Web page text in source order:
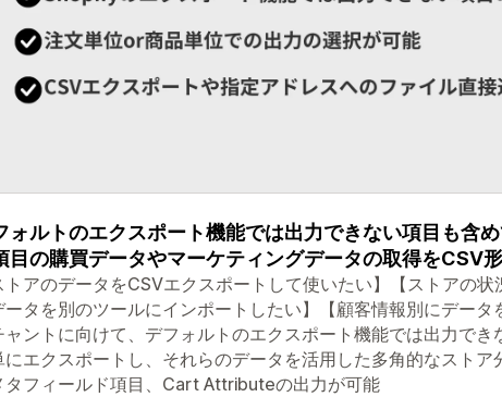
ォルトのエクスポート機能では出力できない項目も含
目の購買データやマーケティングデータの取得をCSV
トアのデータをCSVエクスポートして使いたい】【ストアの
ータを別のツールにインポートしたい】【顧客情報別にデー
ャントに向けて、デフォルトのエクスポート機能では出力で
にエクスポートし、それらのデータを活用した多角的なストア
タフィールド項目、Cart Attributeの出力が可能